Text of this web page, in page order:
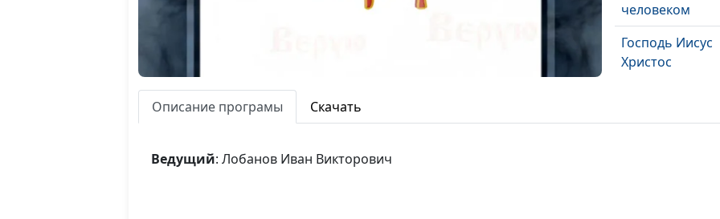
человеком
Господь Иисус
Христос
Описание програмы Скачать
Ведущий: Лобанов Иван Викторович